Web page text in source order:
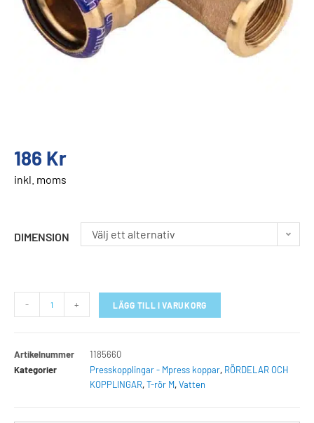
186 Kr
inkl. moms
DIMENSION Välj ett alternativ
- + LÄGG TILL I VARUKORG
Artikelnummer
1185660
Kategorier
Presskopplingar - Mpress koppar, RÖRDELAR OCH
KOPPLINGAR,T-rör M,Vatten